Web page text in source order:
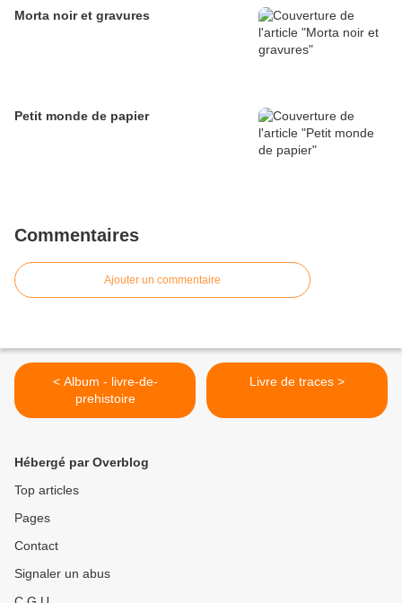
Morta noir et gravures
Petit monde de papier
Commentaires
Ajouter un commentaire
< Album - livre-de-
prehistoire
Livre de traces >
Hébergé par Overblog
Top articles
Pages
Contact
Signaler un abus